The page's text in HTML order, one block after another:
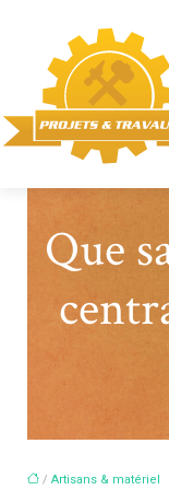
Que
/ Artisans & matériel